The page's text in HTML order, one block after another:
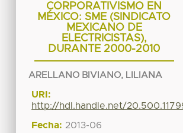
CORPORATIVISMO EN
MÉXICO: SME (SINDICATO
MEXICANO DE
ELECTRICISTAS),
DURANTE 2000-2010
ARELLANO BIVIANO, LILIANA
URI:
http://hdl.handle.net/
Fecha: 2013-06